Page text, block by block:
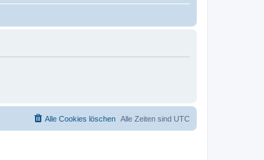
Alle Zeiten sind UTC
Alle Cookies löschen